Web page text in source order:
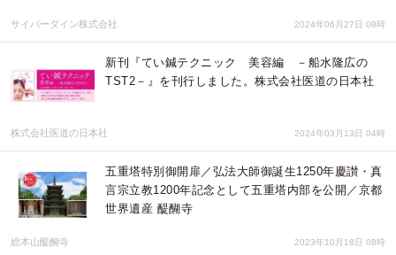
サイバーダイン株式会社 2024年06月27日 08時
新刊『てい鍼テクニック 美容編 －船水隆広の
TST2－』を刊行しました。株式会社医道の日本社
株式会社医道の日本社 2024年03月13日 04時
五重塔特別御開扉／弘法大師御誕生1250年慶讃・真
言宗立教1200年記念として五重塔内部を公開／京都
世界遺産 醍醐寺
総本山醍醐寺 2023年10月18日 08時